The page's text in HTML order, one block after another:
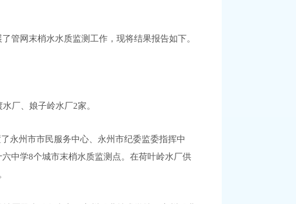
管网末梢水水质监测工作，现将结果报告如下。
厂、娘子岭水厂2家。
永州市市民服务中心、 永州市纪委监委指挥中
六中学8个城市末梢水质监测点。 在荷叶岭水厂供
。